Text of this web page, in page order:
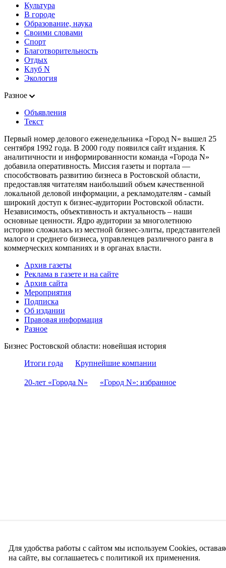
Культура
В городе
Образование, наука
Своими словами
Спорт
Благотворительность
Отдых
Клуб N
Экология
Разное
Объявления
Текст
Первый номер делового еженедельника «Город N» вышел 25
сентября 1992 года. В 2000 году появился сайт издания. К
аналитичности и информированности команда «Города N»
добавила оперативность. Миссия газеты и портала —
способствовать развитию бизнеса в Ростовской области,
предоставляя читателям наибольший объем качественной
локальной деловой информации, а рекламодателям - самый
широкий доступ к бизнес-аудитории Ростовской области.
Независимость, объективность и актуальность – наши
основные ценности. Ядро аудитории за многолетнюю
историю сложилась из местной бизнес-элиты, представителей
малого и среднего бизнеса, управленцев различного ранга в
коммерческих компаниях и в органах власти.
Архив газеты
Реклама в газете и на сайте
Архив сайта
Мероприятия
Подписка
Об издании
Правовая информация
Разное
Бизнес Ростовской области: новейшая история
Итоги года
Крупнейшие компании
20-лет «Города N» «Город N»: избранное
Для удобства работы с сайтом мы используем Cookies,
на сайте, вы соглашаетесь с политикой их применения.